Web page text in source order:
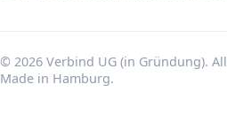
© 2026 Verbind UG (in Gründung).
Made in Hamburg.